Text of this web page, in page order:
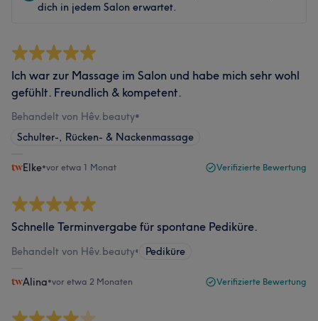
dich in jedem Salon erwartet.
Ich war zur Massage im Salon und habe mich sehr wohl
gefühlt. Freundlich & kompetent.
Behandelt von Hêv.beauty•
Schulter-, Rücken- & Nackenmassage
Elke•vor etwa 1 Monat Verifizierte Bewertung
Schnelle Terminvergabe für spontane Pediküre.
Behandelt von Hêv.beauty• Pediküre
Alina•vor etwa 2 Monaten Verifizierte Bewertung